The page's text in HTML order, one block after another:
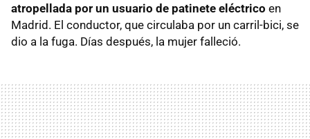
atropellada por un usuario de patinete eléctrico en
Madrid. El conductor, que circulaba por un carril-bici, se
dio a la fuga. Días después, la mujer falleció.